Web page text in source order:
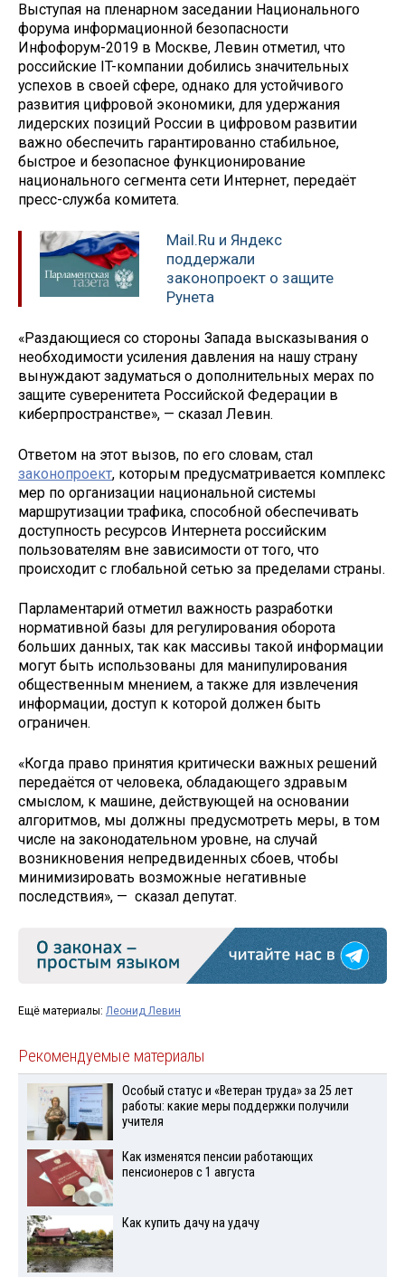
Выступая на пленарном заседании Национального
форума информационной безопасности
Инфофорум-2019 в Москве, Левин отметил, что
российские IT-компании добились значительных
успехов в своей сфере, однако для устойчивого
развития цифровой экономики, для удержания
лидерских позиций России в цифровом развитии
важно обеспечить гарантированно стабильное,
быстрое и безопасное функционирование
национального сегмента сети Интернет, передаёт
пресс-служба комитета.
Mail.Ru и Яндекс
поддержали
законопроект о защите
Рунета
«Раздающиеся со стороны Запада высказывания о
необходимости усиления давления на нашу страну
вынуждают задуматься о дополнительных мерах по
защите суверенитета Российской Федерации в
киберпространстве», — сказал Левин.
Ответом на этот вызов, по его словам, стал
законопроект, которым предусматривается комплекс
мер по организации национальной системы
маршрутизации трафика, способной обеспечивать
доступность ресурсов Интернета российским
пользователям вне зависимости от того, что
происходит с глобальной сетью за пределами страны.
Парламентарий отметил важность разработки
нормативной базы для регулирования оборота
больших данных, так как массивы такой информации
могут быть использованы для манипулирования
общественным мнением, а также для извлечения
информации, доступ к которой должен быть
ограничен.
«Когда право принятия критически важных решений
передаётся от человека, обладающего здравым
смыслом, к машине, действующей на основании
алгоритмов, мы должны предусмотреть меры, в том
числе на законодательном уровне, на случай
возникновения непредвиденных сбоев, чтобы
минимизировать возможные негативные
последствия», — сказал депутат.
Ещё материалы: Леонид Левин
Рекомендуемые материалы
Особый статус и «Ветеран труда» за 25 лет
работы: какие меры поддержки получили
учителя
Как изменятся пенсии работающих
пенсионеров с 1 августа
Как купить дачу на удачу